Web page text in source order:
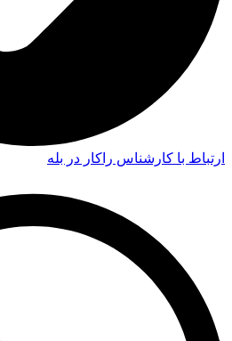
ارتباط با کارشناس راکار در بله